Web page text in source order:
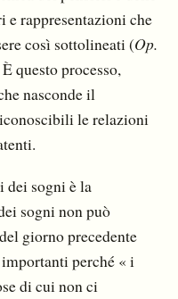
e rappresentazioni che
così sottolineati (Op.
questo processo,
nasconde il
le relazioni
dei sogni è la
sogni non può
giorno precedente
perché « i
di cui non ci